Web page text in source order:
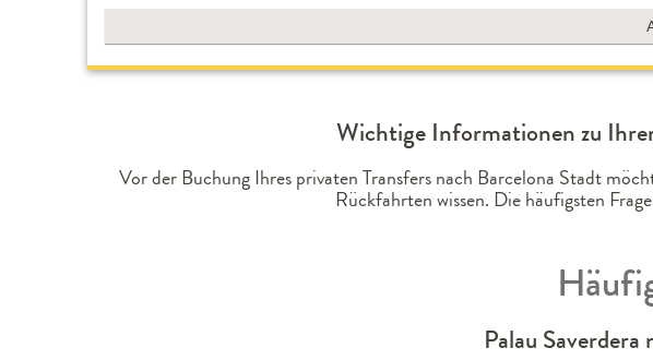
Wichtige Informationen zu
Vor der Buchung Ihres privaten Transfers nach Barcelona Stadt
Rückfahrten wissen. Die häufigsten
Palau